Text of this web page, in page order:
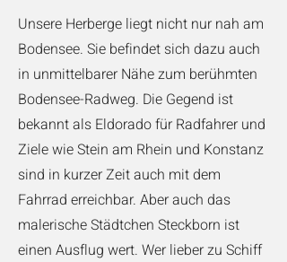
Unsere Herberge liegt nicht nur nah am
Bodensee. Sie befindet sich dazu auch
in unmittelbarer Nähe zum berühmten
Bodensee-Radweg. Die Gegend ist
bekannt als Eldorado für Radfahrer und
Ziele wie Stein am Rhein und Konstanz
sind in kurzer Zeit auch mit dem
Fahrrad erreichbar. Aber auch das
malerische Städtchen Steckborn ist
einen Ausflug wert. Wer lieber zu Schiff